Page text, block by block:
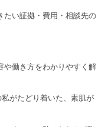
たい証拠・費用・相談先の
や働き方をわかりやすく解
私がたどり着いた、素肌が